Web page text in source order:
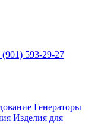
(901) 593-29-27
Генераторы
Изделия для